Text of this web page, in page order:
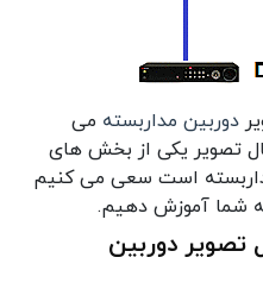
دوربین مداربسته می
تصویر یکی از بخش های
است سعی می کنیم
شما آموزش دهیم.
دوربین